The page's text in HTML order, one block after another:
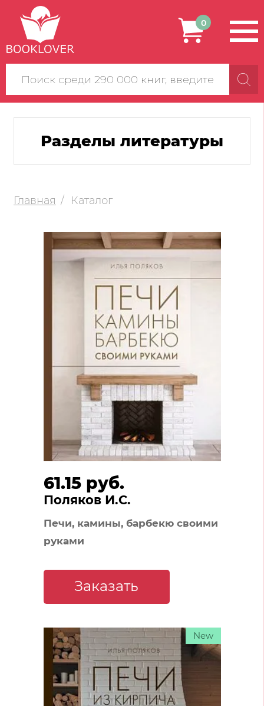
Поиск
по
сайту
0
Разделы литературы
Главная Каталог
61.15 руб.
Поляков И.С.
Печи, камины, барбекю своими
руками
Заказать
New